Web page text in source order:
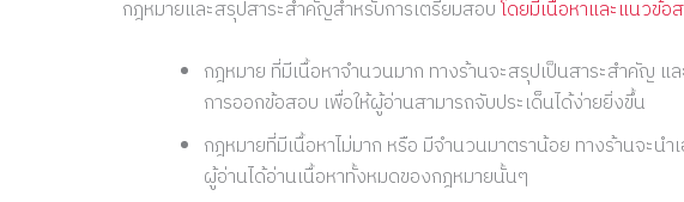
กฎหมายและสรุปสาระสำคัญสำหรับการเตรียมสอบโดยมีเนื้อหาและแนวข้
กฎหมาย ที่มีเนื้อหาจำนวนมาก ทางร้านจะสรุปเป็นสาระสำคัญ แ
การออกข้อสอบ เพื่อให้ผู้อ่านสามารถจับประเด็นได้ง่ายยิ่งขึ้น
กฎหมายที่มีเนื้อหาไม่มาก หรือ มีจำนวนมาตราน้อย ทางร้านจะนำ
ผู้อ่านได้อ่านเนื้อหาทั้งหมดของกฎหมายนั้นๆ